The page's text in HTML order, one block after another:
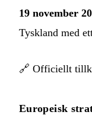
19 november
Tyskland med
🔗 Officiellt
Europeisk